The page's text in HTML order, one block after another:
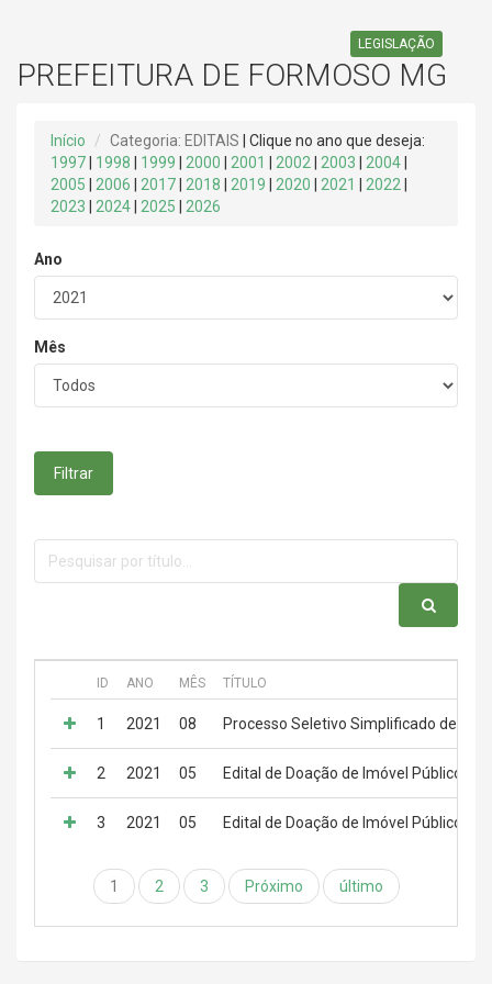
LEGISLAÇÃO
PREFEITURA DE FORMOSO MG
Início Categoria: EDITAIS | Clique no ano que deseja:
1997
1998 1999 2000 2001 2002 2003 2004
2005
2006 2017 2018 2019 2020 2021 2022
2023
2024 2025 2026
Ano
Mês
Filtrar
ID ANO MÊS TÍTULO
1 2021 08 Processo Seletivo Simplificado de
2 2021 05 Edital de Doação de Imóvel Público
3 2021 05 Edital de Doação de Imóvel Público
1 2 3 Próximo último